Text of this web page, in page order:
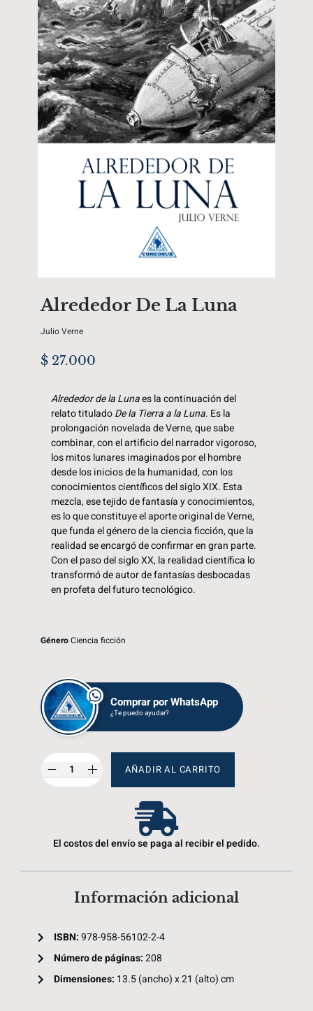
Alrededor De La Luna
Julio Verne
$ 27.000
Alrededor de la Lunaes la continuación del
relato tituladoDe la Tierra a la Luna. Es la
prolongación novelada de Verne, que sabe
combinar, con el artificio del narrador vigoroso,
los mitos lunares imaginados por el hombre
desde los inicios de la humanidad, con los
conocimientos científicos del siglo XIX. Esta
mezcla, ese tejido de fantasía y conocimientos,
es lo que constituye el aporte original de Verne,
que funda el género de la ciencia ficción, que la
realidad se encargó de confirmar en gran parte.
Con el paso del siglo XX, la realidad científica lo
transformó de autor de fantasías desbocadas
en profeta del futuro tecnológico.
GéneroCiencia ficción
Comprar por WhatsApp
¿Te puedo ayudar?
AÑADIR AL CARRITO
El costos del envío se paga al recibir el pedido.
Información adicional
ISBN:978-958-56102-2-4
Número de páginas:208
Dimensiones: 13.5 (ancho) x 21 (alto) cm